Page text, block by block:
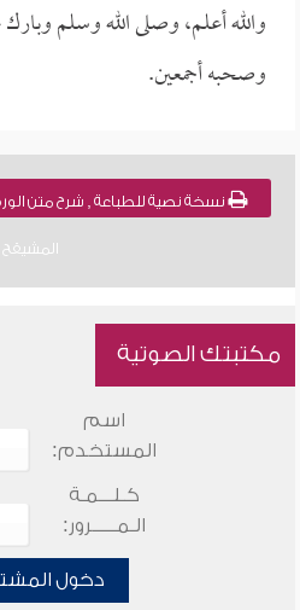
والله أعلم، وصلى الله وسلم وبارك
وصحبه أجمعين.
المشيقح
مكتبتك الصوتية
اسم
المستخدم:
كـلـــمـة
الـمـــــرور:
دخول